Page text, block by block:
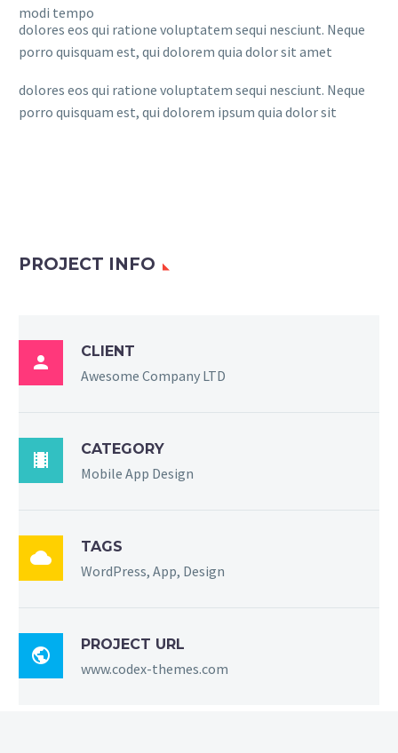
modi tempo
dolores eos qui ratione voluptatem sequi nesciunt. Neque
porro quisquam est, qui dolorem quia dolor sit amet
dolores eos qui ratione voluptatem sequi nesciunt. Neque
porro quisquam est, qui dolorem ipsum quia dolor sit
PROJECT INFO

CLIENT
Awesome Company LTD

CATEGORY
Mobile App Design

TAGS
WordPress, App, Design

PROJECT URL
www.codex-themes.com